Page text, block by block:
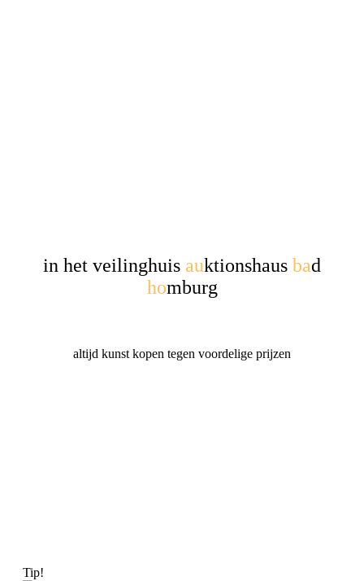
in het veilinghuis auktionshaus bad
homburg
altijd kunst kopen tegen voordelige prijzen
Tip!